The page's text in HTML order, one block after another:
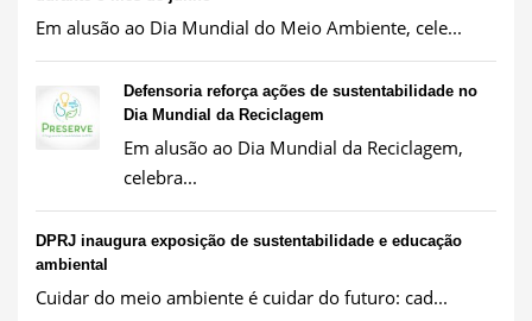
Em alusão ao Dia Mundial do Meio Ambiente, cele...
Defensoria reforça ações de sustentabilidade no
Dia Mundial da Reciclagem
Em alusão ao Dia Mundial da Reciclagem,
celebra...
DPRJ inaugura exposição de sustentabilidade e educação
ambiental
Cuidar do meio ambiente é cuidar do futuro: cad...